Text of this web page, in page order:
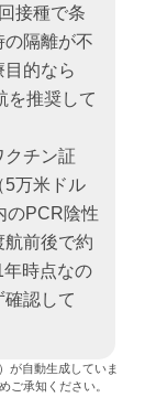
接種で条
隔離が不
的なら
を推奨して
クチン証
5万米ドル
のPCR陰性
前後で約
時点なの
認して
が自動生成していま
ご承知ください。